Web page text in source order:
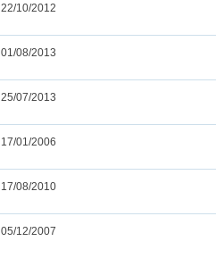
22/10/2012
01/08/2013
25/07/2013
17/01/2006
17/08/2010
05/12/2007